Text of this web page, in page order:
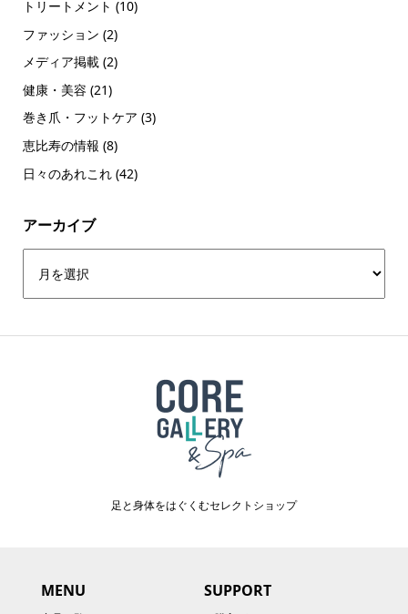
トリートメント (10)
ファッション (2)
メディア掲載(2)
健康・美容 (21)
巻き爪・フットケア (3)
恵比寿の情報 (8)
日々のあれこれ(42)
アーカイブ
足と身体をはぐくむセレクトショップ
MENU SUPPORT